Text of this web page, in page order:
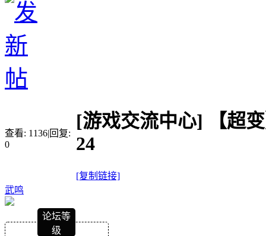
查看: 1136|回复:
0
[游戏交流中心]
【超
24
[复制链接]
武鸣
论坛等
级